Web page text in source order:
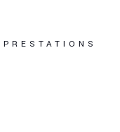
PRESTATIONS